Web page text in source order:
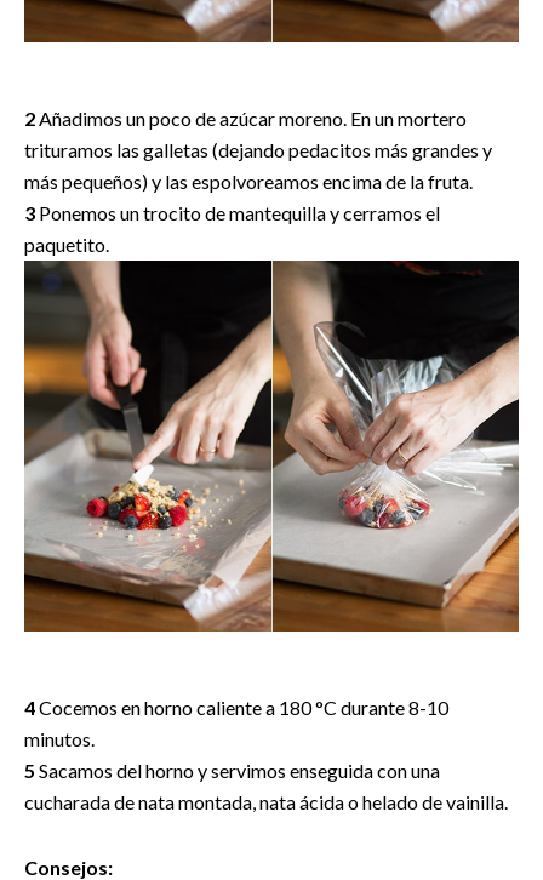
2 Añadimos un poco de azúcar moreno. En un mortero
trituramos las galletas (dejando pedacitos más grandes y
más pequeños) y las espolvoreamos encima de la fruta.
3 Ponemos un trocito de mantequilla y cerramos el
paquetito.
4Cocemos en horno caliente a 180 °C durante 8-10
minutos.
5 Sacamos del horno y servimos enseguida con una
cucharada de nata montada, nata ácida o helado de vainilla.
Consejos: